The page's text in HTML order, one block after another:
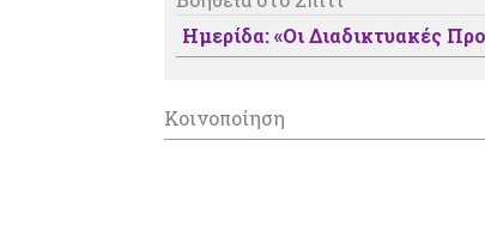
Ημερίδα: «Οι Διαδικτυακές
Κοινοποίηση